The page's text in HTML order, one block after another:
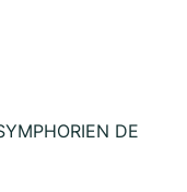
DE